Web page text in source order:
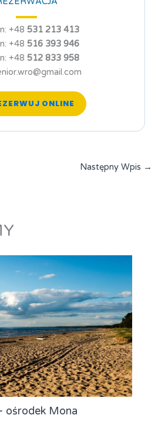
+48 531 213 413
+48 516 393 946
+48 512 833 958
ONLINE
Następny Wpis →
ośrodek Mona